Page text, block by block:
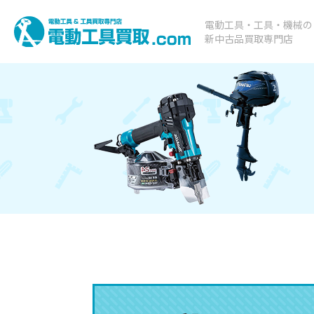
電動工具・工具・機械の
新中古品買取専門店